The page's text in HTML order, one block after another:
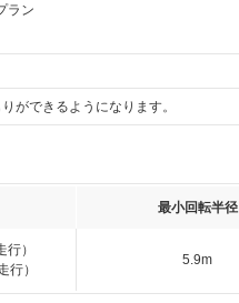
ラン
ができるようになります。
最小回転半径
）
行）
5.9m